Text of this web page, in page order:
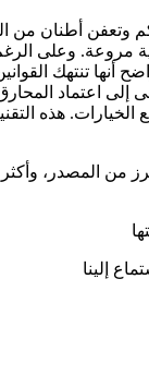
وتعفن أطنان
مروعة. وعلى
إلى اعتماد
الخيارات. هذه
إلينا